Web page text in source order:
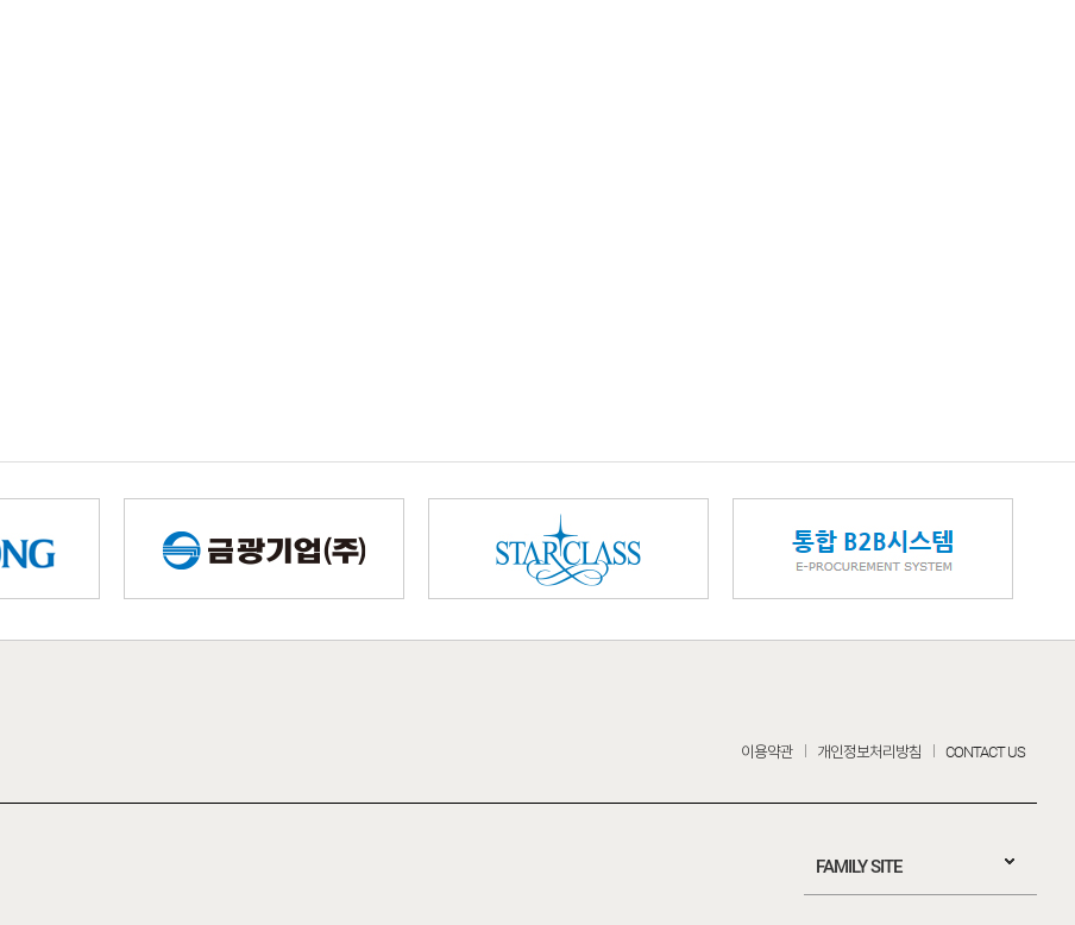
이용약관 개인정보처리방침 CONTACT US
FAMILY SITE